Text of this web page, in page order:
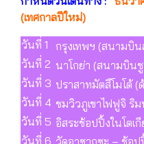
(เทศกาลปีใหม่)
วันที่ 1 กรุงเทพฯ (สนามบิ
วันที่ 2 นาโกย่า (สนามบิน
วันที่ 3 ปราสาทมัตสึโมโต้ (
วันที่ 4 ชมวิวภูเขาไฟฟูจิ ริ
วันที่ 5 อิสระช้อปปิ้งในโตเ
วันที่ 6 วัดอาซากุซะ – ช้อป